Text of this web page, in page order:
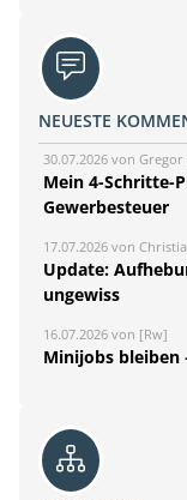
NEUESTE
30.07.2026 von
Mein 4-Schritte-
Gewerbesteuer
17.07.2026 von
Update:
ungewiss
16.07.2026 von [Rw]
Minijobs bleiben